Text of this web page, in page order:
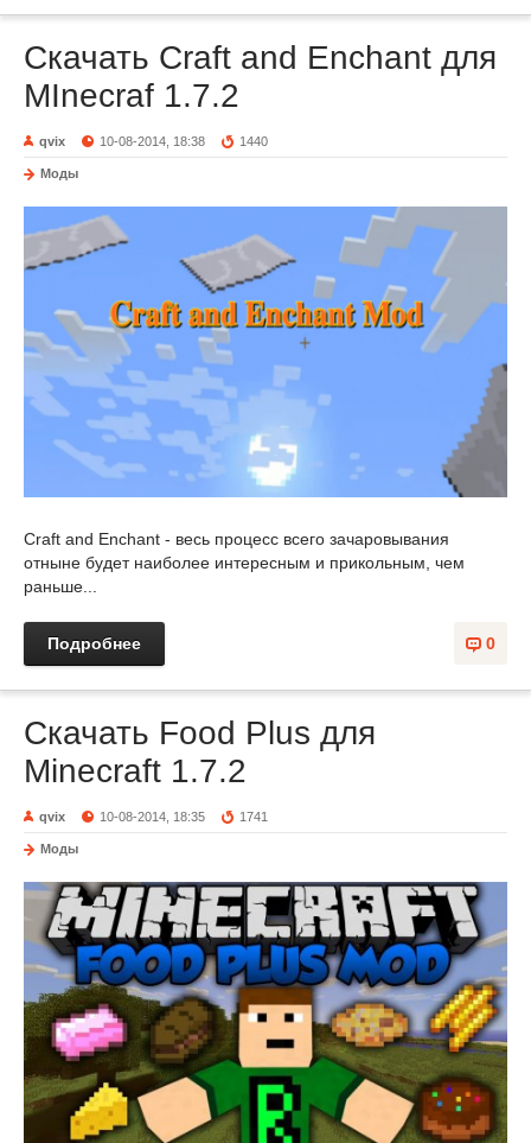
Скачать Craft and Enchant для
MInecraf 1.7.2
qvix 10-08-2014, 18:38 1440
Моды
Craft and Enchant - весь процесс всего зачаровывания
отныне будет наиболее интересным и прикольным, чем
раньше...
0
Подробнее
Скачать Food Plus для
Minecraft 1.7.2
qvix 10-08-2014, 18:35 1741
Моды